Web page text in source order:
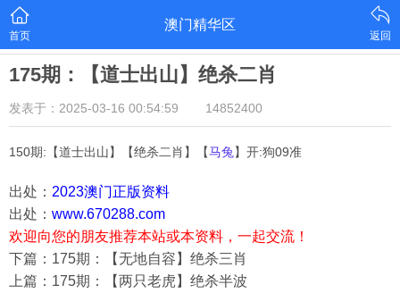
首页
澳门精华区
返回
175期：【道士出山】绝杀二肖
发表于：2025-03-16 00:54:59 14852400
150期:【道士出山】【绝杀二肖】【马兔 】开:狗09准
出处： 2023澳门正版资料
出处： www.670288.com
欢迎向您的朋友推荐本站或本资料，一起交流！
下篇：175期：【无地自容】绝杀三肖
上篇：175期：【两只老虎】绝杀半波